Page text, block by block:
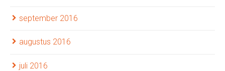
september 2016
augustus 2016
juli 2016